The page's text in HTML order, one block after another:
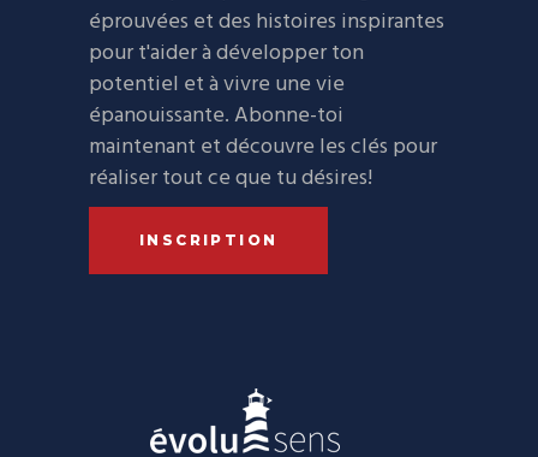
éprouvées et des histoires inspirantes
pour t'aider à développer ton
potentiel et à vivre une vie
épanouissante. Abonne-toi
maintenant et découvre les clés pour
réaliser tout ce que tu désires!
INSCRIPTION